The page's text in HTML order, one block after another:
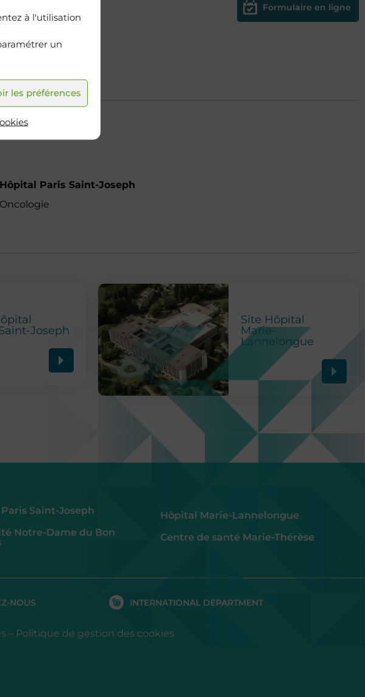
à l'utilisation
un
les préférences
Formulaire en ligne
Hôpital Paris Saint-Joseph
Oncologie
Joseph
Site Hôpital
Marie-
Lannelongue
Saint-Joseph
Notre-Dame du Bon
Hôpital Marie-Lannelongue
Centre de santé Marie-Thérèse
NOUS INTERNATIONAL DEPARTMENT
– Politique de gestion des cookies